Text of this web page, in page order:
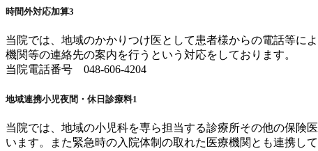
時間外対応加算3
当院では、地域のかかりつけ医として患者様からの電話等に
機関等の連絡先の案内を行うという対応をしております。
当院電話番号 048-606-4204
地域連携小児夜間・休日診療料1
当院では、地域の小児科を専ら担当する診療所その他の保険
います。また緊急時の入院体制の取れた医療機関とも連携し